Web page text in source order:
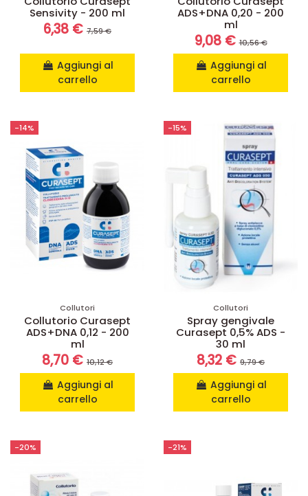
Sensivity - 200 ml
6,38 € 7,59 €
Aggiungi al
carrello
ADS+DNA 0,20 - 200
ml
9,08 €10,56 €
Aggiungi al
carrello
-14%
Collutori
Collutorio Curasept
ADS+DNA 0,12 - 200
ml
8,70 € 10,12 €
Aggiungi al
carrello
-15%
Collutori
Spray gengivale
Curasept 0,5% ADS -
30 ml
8,32 € 9,79 €
Aggiungi al
carrello
-20% -21%